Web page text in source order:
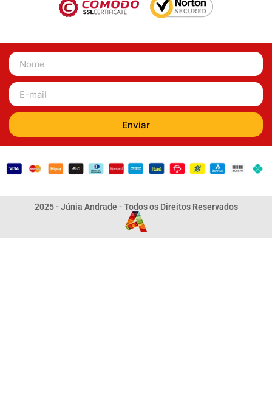
Enviar
2025 - Júnia Andrade - Todos os Direitos Reservados